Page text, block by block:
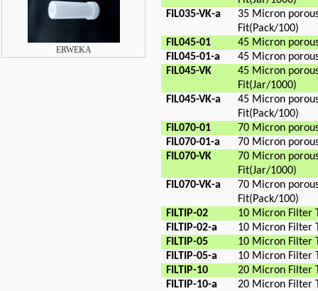
ERWEKA
FIL035-VK-a
35 Micron
Fit(Pack/100)
FIL045-01
45 Micron
FIL045-01-a
45 Micron
FIL045-VK
45 Micron
Fit(Jar/1000)
FIL045-VK-a
45 Micron
Fit(Pack/100)
FIL070-01
70 Micron
FIL070-01-a
70 Micron
FIL070-VK
70 Micron
Fit(Jar/1000)
FIL070-VK-a
70 Micron
Fit(Pack/100)
FILTIP-02
10 Micron Filter
FILTIP-02-a
10 Micron Filter
FILTIP-05
10 Micron Filter
FILTIP-05-a
10 Micron Filter
FILTIP-10
20 Micron Filter
FILTIP-10-a
20 Micron Filter